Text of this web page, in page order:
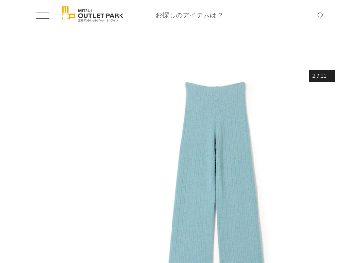
お探しのアイテムは？
2 / 11